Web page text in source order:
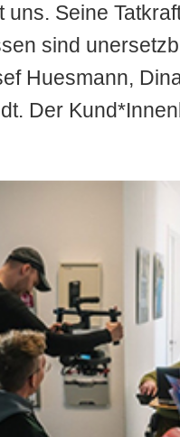
Seine
sind
Huesmann,
Der